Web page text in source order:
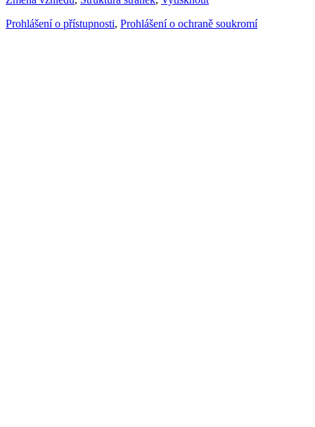
Prohlášení o přístupnosti, Prohlášení o ochraně soukromí